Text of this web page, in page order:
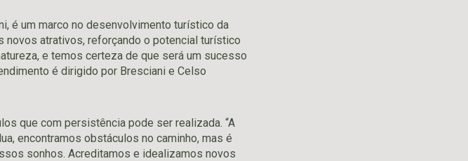
é um marco no desenvolvimento turístico da
novos atrativos, reforçando o potencial turístico
e temos certeza de que será um sucesso
é dirigido por Bresciani e Celso
que com persistência pode ser realizada. “A
encontramos obstáculos no caminho, mas é
sonhos. Acreditamos e idealizamos novos